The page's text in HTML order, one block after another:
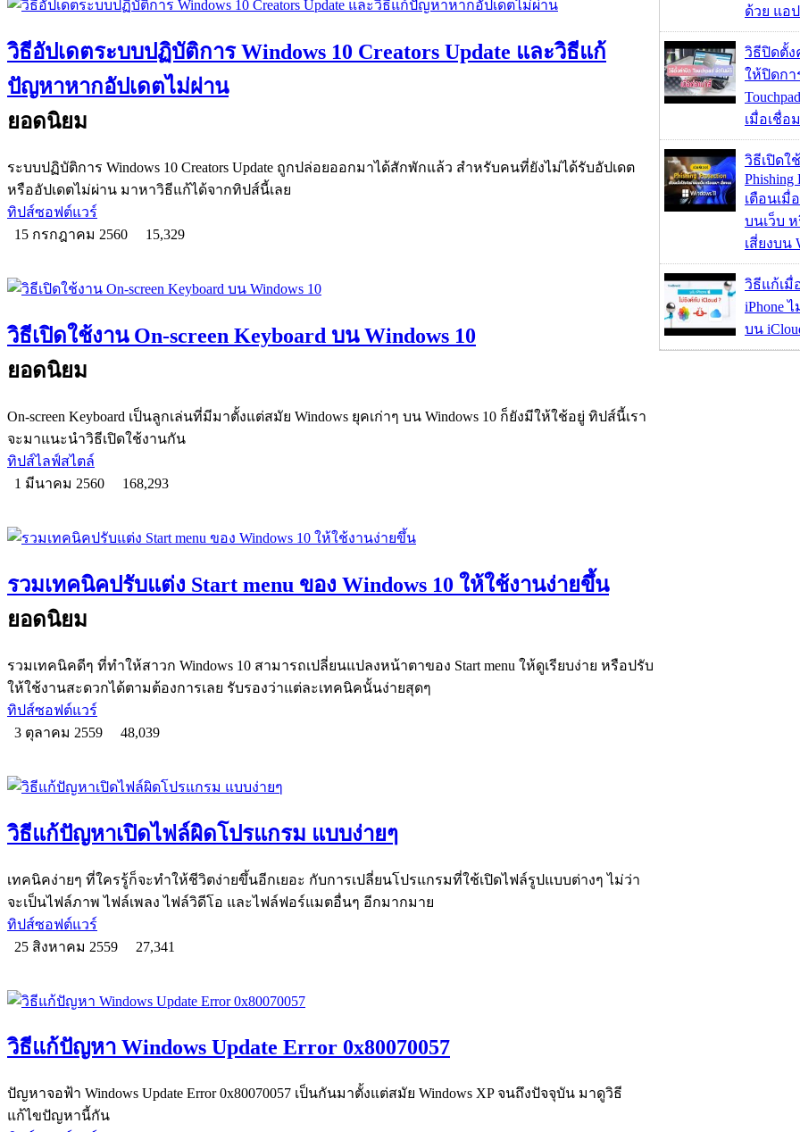
วิธีอัปเดตระบบปฏิบัติการ Windows 10 Creators Update และวิธีแก้
ปัญหาหากอัปเดตไม่ผ่าน
ยอดนิยม
ระบบปฏิบัติการ Windows 10 Creators Update ถูกปล่อยออกมาได้สักพักแล้ว สำหรับคนที่ยังไม่ได้รับอัปเดต
หรืออัปเดตไม่ผ่าน มาหาวิธีแก้ได้จากทิปส์นี้เลย
ทิปส์ซอฟต์แวร์
15 กรกฎาคม 2560
15,329
วิธีเปิดใช้งาน On-screen Keyboard บน Windows 10
ยอดนิยม
On-screen Keyboard เป็นลูกเล่นที่มีมาตั้งแต่สมัย Windows ยุคเก่าๆ บน Windows 10 ก็ยังมีให้ใช้อยู่ ทิปส์นี้เรา
จะมาแนะนำวิธีเปิดใช้งานกัน
ทิปส์ไลฟ์สไตล์
1 มีนาคม 2560
168,293
รวมเทคนิคปรับแต่ง Start menu ของ Windows 10 ให้ใช้งานง่ายขึ้น
ยอดนิยม
รวมเทคนิคดีๆ ที่ทำให้สาวก Windows 10 สามารถเปลี่ยนแปลงหน้าตาของ Start menu ให้ดูเรียบง่าย หรือปรับ
ให้ใช้งานสะดวกได้ตามต้องการเลย รับรองว่าแต่ละเทคนิคนั้นง่ายสุดๆ
ทิปส์ซอฟต์แวร์
3 ตุลาคม 2559
48,039
วิธีแก้ปัญหาเปิดไฟล์ผิดโปรแกรม แบบง่ายๆ
เทคนิคง่ายๆ ที่ใครรู้ก็จะทำให้ชีวิตง่ายขึ้นอีกเยอะ กับการเปลี่ยนโปรแกรมที่ใช้เปิดไฟล์รูปแบบต่างๆ ไม่ว่า
จะเป็นไฟล์ภาพ ไฟล์เพลง ไฟล์วิดีโอ และไฟล์ฟอร์แมตอื่นๆ อีกมากมาย
ทิปส์ซอฟต์แวร์
25 สิงหาคม 2559
27,341
วิธีแก้ปัญหา Windows Update Error 0x80070057
ปัญหาจอฟ้า Windows Update Error 0x80070057 เป็นกันมาตั้งแต่สมัย Windows XP จนถึงปัจจุบัน มาดูวิธี
แก้ไขปัญหานี้กัน
ด้วย แอป
วิธีปิดตั้
ให้ปิดกา
เมื่อเชื่อ
วิธีเปิดใ
Phishing
เตือนเมื่
บนเว็บ
เสี่ยงบน
วิธีแก้เ
iPhone
บน